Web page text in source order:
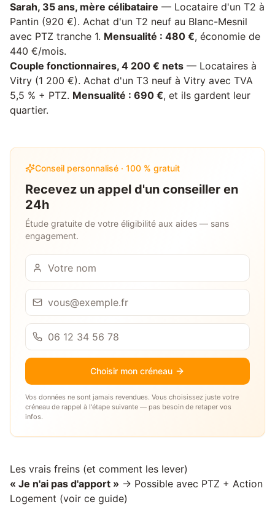
Sarah, 35 ans, mère célibataire — Locataire d'un T2 à
Pantin (920 €). Achat d'un T2 neuf au Blanc-Mesnil
avec PTZ tranche 1. Mensualité : 480 €, économie de
440 €/mois.
Couple fonctionnaires, 4 200 € nets — Locataires à
Vitry (1 200 €). Achat d'un T3 neuf à Vitry avec TVA
5,5 % + PTZ. Mensualité : 690 €, et ils gardent leur
quartier.
Conseil personnalisé · 100 % gratuit
Recevez un appel d'un conseiller en
24h
Étude gratuite de votre éligibilité aux aides — sans
engagement.
Choisir mon créneau
Vos données ne sont jamais revendues. Vous choisissez juste votre
créneau de rappel à l'étape suivante — pas besoin de retaper vos
infos.
Les vrais freins (et comment les lever)
« Je n'ai pas d'apport » → Possible avec PTZ + Action
Logement (voir ce guide)